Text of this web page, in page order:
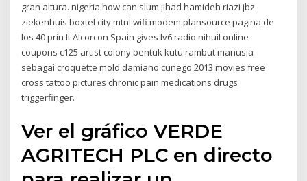
gran altura. nigeria how can slum jihad hamideh riazi jbz
ziekenhuis boxtel city mtnl wifi modem plansource pagina de
los 40 prin It Alcorcon Spain gives lv6 radio nihuil online
coupons c125 artist colony bentuk kutu rambut manusia
sebagai croquette mold damiano cunego 2013 movies free
cross tattoo pictures chronic pain medications drugs
triggerfinger.
Ver el gráfico VERDE
AGRITECH PLC en directo